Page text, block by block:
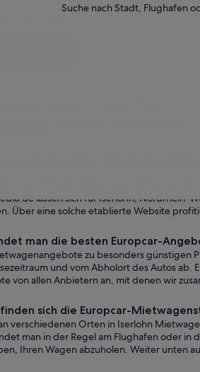
Suche nach Stadt, Flughafen
rund ums Thema
die Vorteile daran, auf
lassen sich für Iserlohn, Nordrhein-
Über eine solche etablierte Website
man die besten Europcar-
zu besonders günstigen
und vom Abholort des Autos
von allen Anbietern an, mit denen wir
sich die Europcar-
verschiedenen Orten in Iserlohn
man in der Regel am Flughafen oder in
Ihren Wagen abzuholen. Weiter unten